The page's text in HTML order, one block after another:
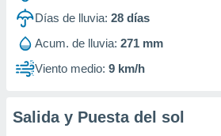
1199
Días de lluvia: 28 días
Acum. de lluvia: 271 mm
Viento medio: 9 km/h
Salida y Puesta del sol